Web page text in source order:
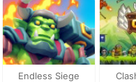
Endless Siege